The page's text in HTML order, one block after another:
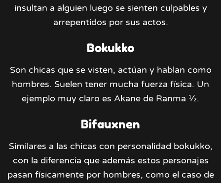
insultan a alguien luego se sienten culpables y
arrepentidos por sus actos.
Bokukko
Son chicas que se visten, actúan y hablan como
hombres. Suelen tener mucha fuerza física. Un
ejemplo muy claro es Akane de Ranma ½.
Bifauxnen
Similares a las chicas con personalidad bokukko,
con la diferencia que además estos personajes
pasan físicamente por hombres, como el caso de